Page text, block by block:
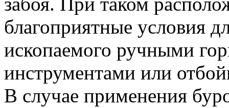
благоприятные условия
ископаемого ручными
инструментами или
В случае применения